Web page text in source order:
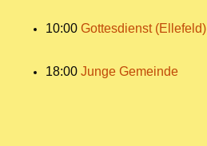
10:00 Gottesdienst (Ellefeld)
18:00 Junge Gemeinde